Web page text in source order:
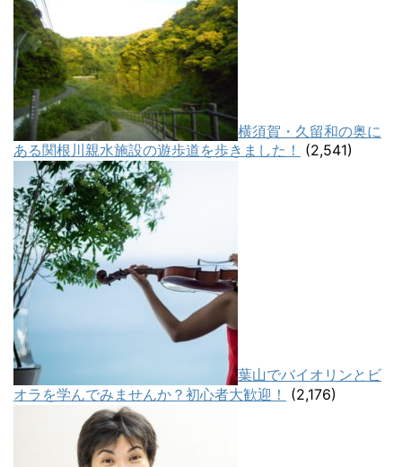
横須賀・久留和の奥に
ある関根川親水施設の遊歩道を歩きました！
(2,541)
葉山でバイオリンとビ
オラを学んでみませんか？初心者大歓迎！
(2,176)